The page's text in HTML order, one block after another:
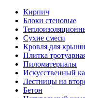
Кирпич
Блоки стеновые
Сухие смеси
Кровля для крыши
Плитка
Пиломатериалы
Искусственный
Лестницы на
Бетон